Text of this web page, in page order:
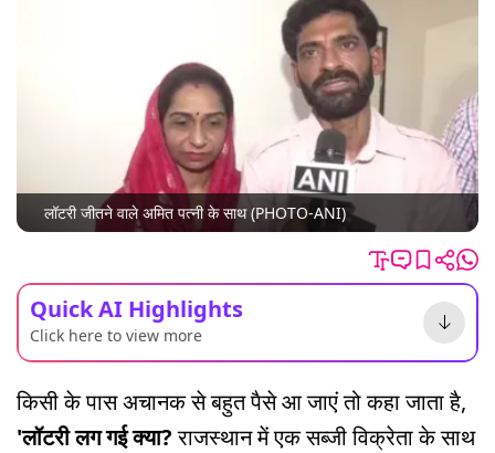
लॉटरी जीतने वाले अमित पत्नी के साथ (PHOTO-ANI)
Quick AI Highlights
Click here to view more
किसी के पास अचानक से बहुत पैसे आ जाएं तो कहा जाता है,
'लॉटरी लग गई क्या?राजस्थान में एक सब्जी विक्रेता के साथ